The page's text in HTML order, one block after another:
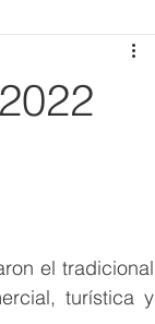
el tradicional
turística y